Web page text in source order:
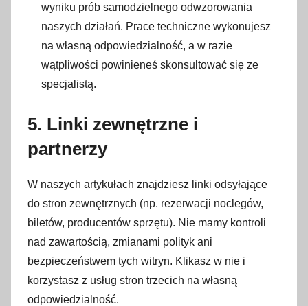
wyniku prób samodzielnego odwzorowania
naszych działań. Prace techniczne wykonujesz
na własną odpowiedzialność, a w razie
wątpliwości powinieneś skonsultować się ze
specjalistą.
5. Linki zewnętrzne i
partnerzy
W naszych artykułach znajdziesz linki odsyłające
do stron zewnętrznych (np. rezerwacji noclegów,
biletów, producentów sprzętu). Nie mamy kontroli
nad zawartością, zmianami polityk ani
bezpieczeństwem tych witryn. Klikasz w nie i
korzystasz z usług stron trzecich na własną
odpowiedzialność.